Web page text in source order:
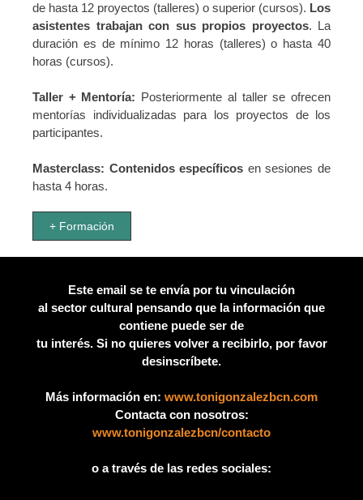
de hasta 12 proyectos (talleres) o superior (cursos). Los
asistentes trabajan con sus propios proyectos. La
duración es de mínimo 12 horas (talleres) o hasta 40
horas (cursos).
Taller + Mentoría: Posteriormente al taller se ofrecen
mentorías individualizadas para los proyectos de los
participantes.
Masterclass: Contenidos específicos en sesiones de
hasta 4 horas.
+ Formación
Este email se te envía por tu vinculación
al sector cultural pensando que la información que
contiene puede ser de
tu interés. Si no quieres volver a recibirlo, por favor
desinscríbete.
Más información en: www.tonigonzalezbcn.com
Contacta con nosotros:
www.tonigonzalezbcn/contacto
o a través de las redes sociales: